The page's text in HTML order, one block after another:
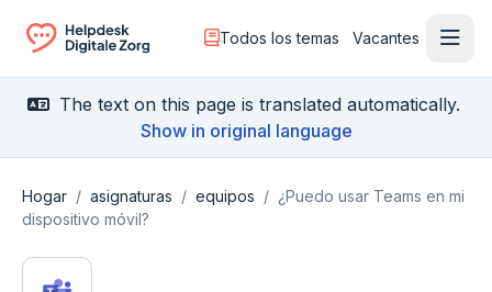
Ga naar de homepagina
Todos los temas Vacantes
The text on this page is translated automatically.
Show in original language
Hogar / asignaturas / equipos / ¿Puedo usar Teams en mi
dispositivo móvil?